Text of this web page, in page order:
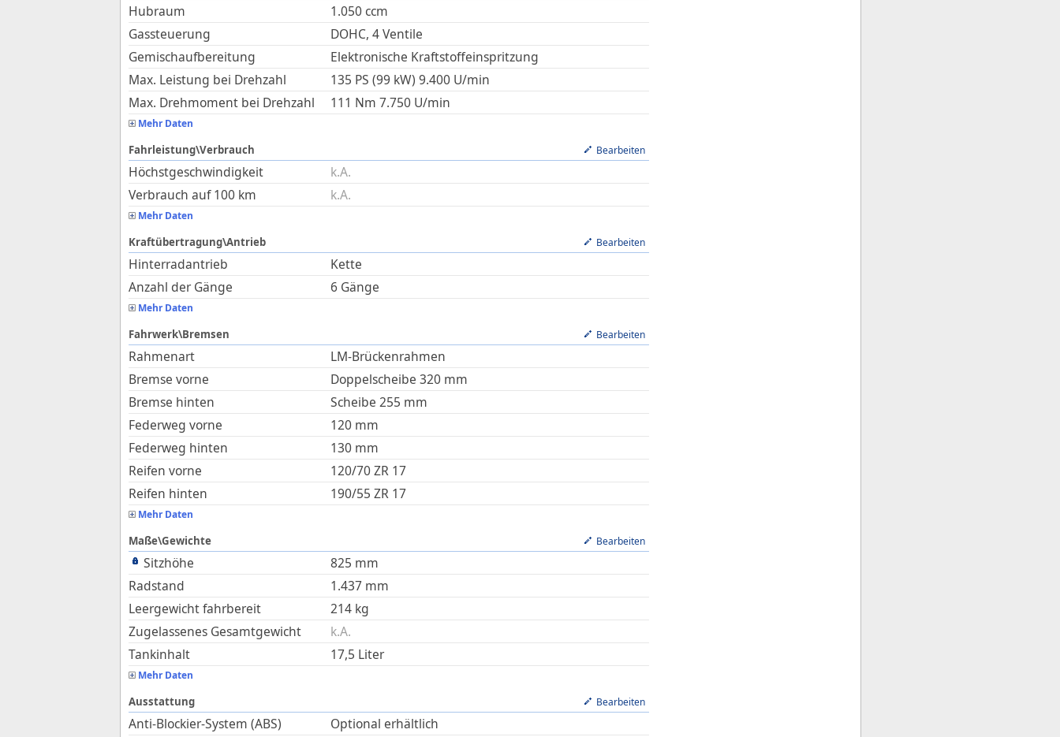
Hubraum
1.050 ccm
Gassteuerung
DOHC, 4 Ventile
Gemischaufbereitung
Elektronische Kraftstoffeinspritzung
Max. Leistung bei Drehzahl
135 PS (99 kW) 9.400 U/min
Max. Drehmoment bei Drehzahl
111 Nm 7.750 U/min
Mehr Daten
Fahrleistung\Verbrauch Bearbeiten
Höchstgeschwindigkeit
k.A.
Verbrauch auf 100 km
k.A.
Mehr Daten
Kraftübertragung\Antrieb Bearbeiten
Hinterradantrieb
Kette
Anzahl der Gänge
6 Gänge
Mehr Daten
Fahrwerk\Bremsen Bearbeiten
Rahmenart
LM-Brückenrahmen
Bremse vorne
Doppelscheibe 320 mm
Bremse hinten
Scheibe 255 mm
Federweg vorne
120 mm
Federweg hinten
130 mm
Reifen vorne
120/70 ZR 17
Reifen hinten
190/55 ZR 17
Mehr Daten
Maße\Gewichte Bearbeiten
Sitzhöhe 825 mm
Radstand
1.437 mm
Leergewicht fahrbereit
214 kg
Zugelassenes Gesamtgewicht
k.A.
Tankinhalt
17,5 Liter
Mehr Daten
Ausstattung Bearbeiten
Anti-Blockier-System (ABS)
Optional erhältlich